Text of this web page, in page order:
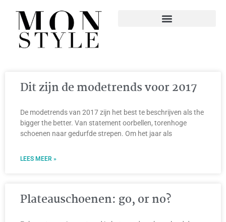
Dit zijn de modetrends voor 2017
De modetrends van 2017 zijn het best te beschrijven als the
bigger the better. Van statement oorbellen, torenhoge
schoenen naar gedurfde strepen. Om het jaar als
LEES MEER »
Plateauschoenen: go, or no?